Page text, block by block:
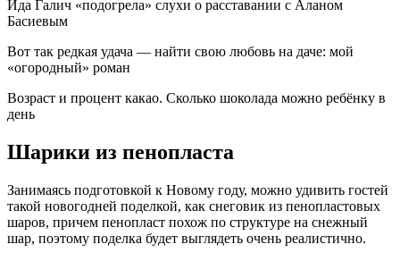
Ида Галич «подогрела» слухи о расставании с Аланом
Басиевым
Вот так редкая удача — найти свою любовь на даче: мой
«огородный» роман
Возраст и процент какао. Сколько шоколада можно ребёнку в
день
Шарики из пенопласта
Занимаясь подготовкой к Новому году, можно удивить гостей
такой новогодней поделкой, как снеговик из пенопластовых
шаров, причем пенопласт похож по структуре на снежный
шар, поэтому поделка будет выглядеть очень реалистично.